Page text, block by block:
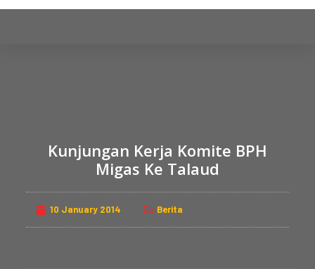
Kunjungan Kerja Komite BPH
Migas Ke Talaud
10 January 2014 Berita